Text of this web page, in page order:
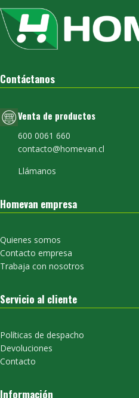
Contáctanos
Venta de productos
600 0061 660
contacto@homevan.cl
Llámanos
Homevan empresa
Quienes somos
Contacto empresa
Trabaja con nosotros
Servicio al cliente
Políticas de despacho
Devoluciones
Contacto
Información